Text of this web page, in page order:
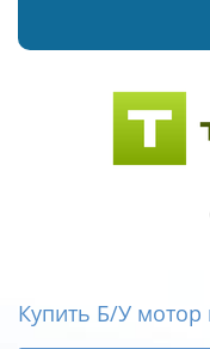
Купить Б/У мотор